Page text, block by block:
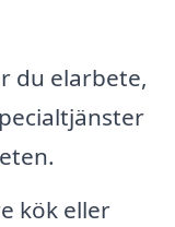
du elarbete,
kök eller